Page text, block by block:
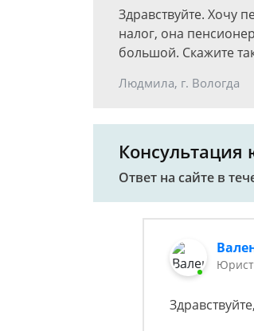
Здравствуйте. Хочу
налог, она
большой. Скажите
Людмила, г. Вологда
Консультация
Ответ на сайте в